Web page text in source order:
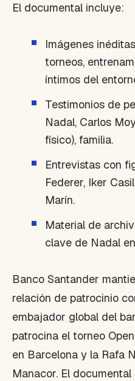
El documental incluye:
Imágenes
torneos,
íntimos del
Testimonios de
Nadal, Carlos
físico), familia.
Entrevistas con
Federer, Iker
Marín.
Material de
clave de Nadal
Banco Santander
relación de patrocinio
embajador global del
patrocina el torneo
en Barcelona y la Rafa
Manacor. El